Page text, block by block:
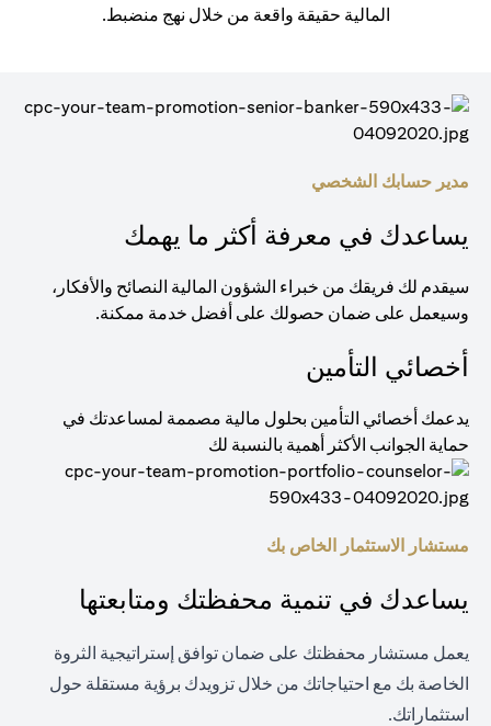
المالية حقيقة واقعة من خلال نهج منضبط.
مدير حسابك الشخصي
يساعدك في معرفة أكثر ما يهمك
سيقدم لك فريقك من خبراء الشؤون المالية النصائح والأفكار،
وسيعمل على ضمان حصولك على أفضل خدمة ممكنة.
أخصائي التأمين
يدعمك أخصائي التأمين بحلول مالية مصممة لمساعدتك في
حماية الجوانب الأكثر أهمية بالنسبة لك
مستشار الاستثمار الخاص بك
يساعدك في تنمية محفظتك ومتابعتها
يعمل مستشار محفظتك على ضمان توافق إستراتيجية الثروة
الخاصة بك مع احتياجاتك من خلال تزويدك برؤية مستقلة حول
استثماراتك.